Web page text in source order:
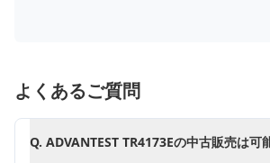
よくあるご質問
Q. ADVANTEST TR4173Eの中古販売は可